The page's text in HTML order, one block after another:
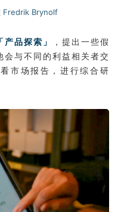
Fredrik Brynolf
「产品探索」
，提出一些假
会与不同的利益相关者交
市场报告，进行综合研